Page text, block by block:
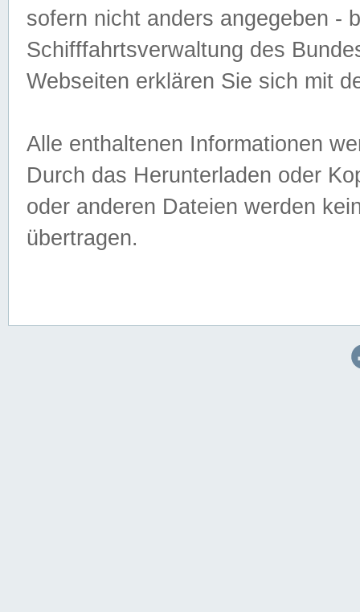
sofern nicht anders angegeben -
Schifffahrtsverwaltung des
Webseiten erklären Sie sich mit
Alle enthaltenen Informationen
Durch das Herunterladen oder
oder anderen Dateien werden
übertragen.